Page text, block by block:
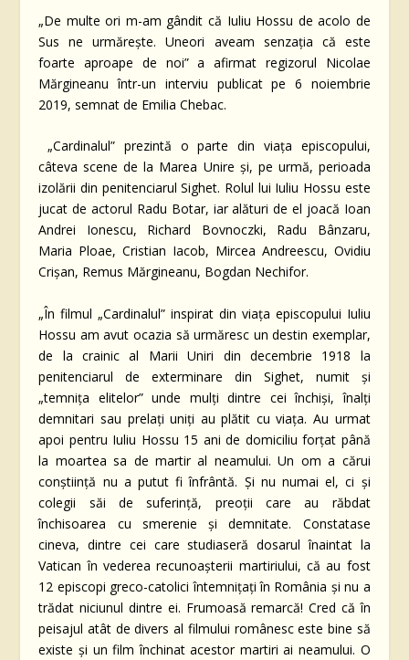
„De multe ori m-am gândit că Iuliu Hossu de acolo de
Sus ne urmărește. Uneori aveam senzația că este
foarte aproape de noi” a afirmat regizorul Nicolae
Mărgineanu într-un interviu publicat pe 6 noiembrie
2019, semnat de Emilia Chebac.
„Cardinalul” prezintă o parte din viața episcopului,
câteva scene de la Marea Unire și, pe urmă, perioada
izolării din penitenciarul Sighet. Rolul lui Iuliu Hossu este
jucat de actorul Radu Botar, iar alături de el joacă Ioan
Andrei Ionescu, Richard Bovnoczki, Radu Bânzaru,
Maria Ploae, Cristian Iacob, Mircea Andreescu, Ovidiu
Crișan, Remus Mărgineanu, Bogdan Nechifor.
„În filmul „Cardinalul” inspirat din viața episcopului Iuliu
Hossu am avut ocazia să urmăresc un destin exemplar,
de la crainic al Marii Uniri din decembrie 1918 la
penitenciarul de exterminare din Sighet, numit și
„temnița elitelor” unde mulți dintre cei închiși, înalți
demnitari sau prelați uniți au plătit cu viața. Au urmat
apoi pentru Iuliu Hossu 15 ani de domiciliu forțat până
la moartea sa de martir al neamului. Un om a cărui
conștiință nu a putut fi înfrântă. Și nu numai el, ci și
colegii săi de suferință, preoții care au răbdat
închisoarea cu smerenie și demnitate. Constatase
cineva, dintre cei care studiaseră dosarul înaintat la
Vatican în vederea recunoașterii martiriului, că au fost
12 episcopi greco-catolici întemnițați în România și nu a
trădat niciunul dintre ei. Frumoasă remarcă! Cred că în
peisajul atât de divers al filmului românesc este bine să
existe și un film închinat acestor martiri ai neamului. O